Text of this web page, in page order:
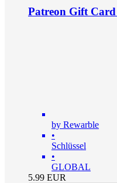
Patreon Gift Card
by Rewarble
•
Schlüssel
•
GLOBAL
5.99 EUR